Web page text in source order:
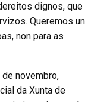
dignos, que
Queremos un
non para as
novembro,
da Xunta de